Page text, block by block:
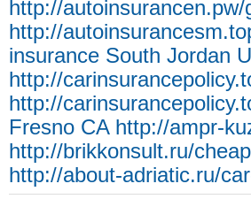
http://
http://
insurance South Jordan
http://
http://
Fresno CA http://ampr-
http://brikkonsult.ru/
http://about-adriatic.ru/